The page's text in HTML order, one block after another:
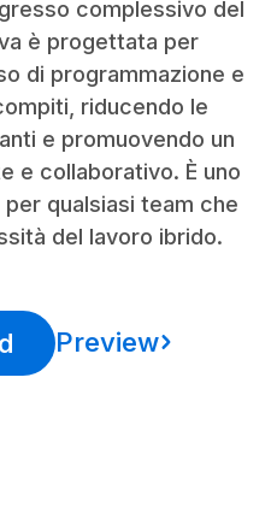
complessivo del
è progettata per
di programmazione e
riducendo le
e promuovendo un
e collaborativo. È uno
qualsiasi team che
del lavoro ibrido.
Preview